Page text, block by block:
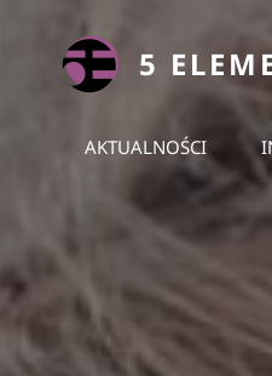
5
AKTUALNOŚCI